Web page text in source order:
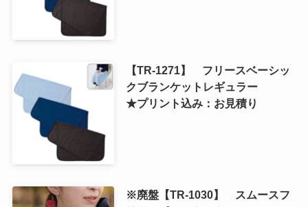
【TR-1271】 フリースベーシッ
クブランケットレギュラー
★プリント込み：お見積り
※廃盤【TR-1030】 スムースフ